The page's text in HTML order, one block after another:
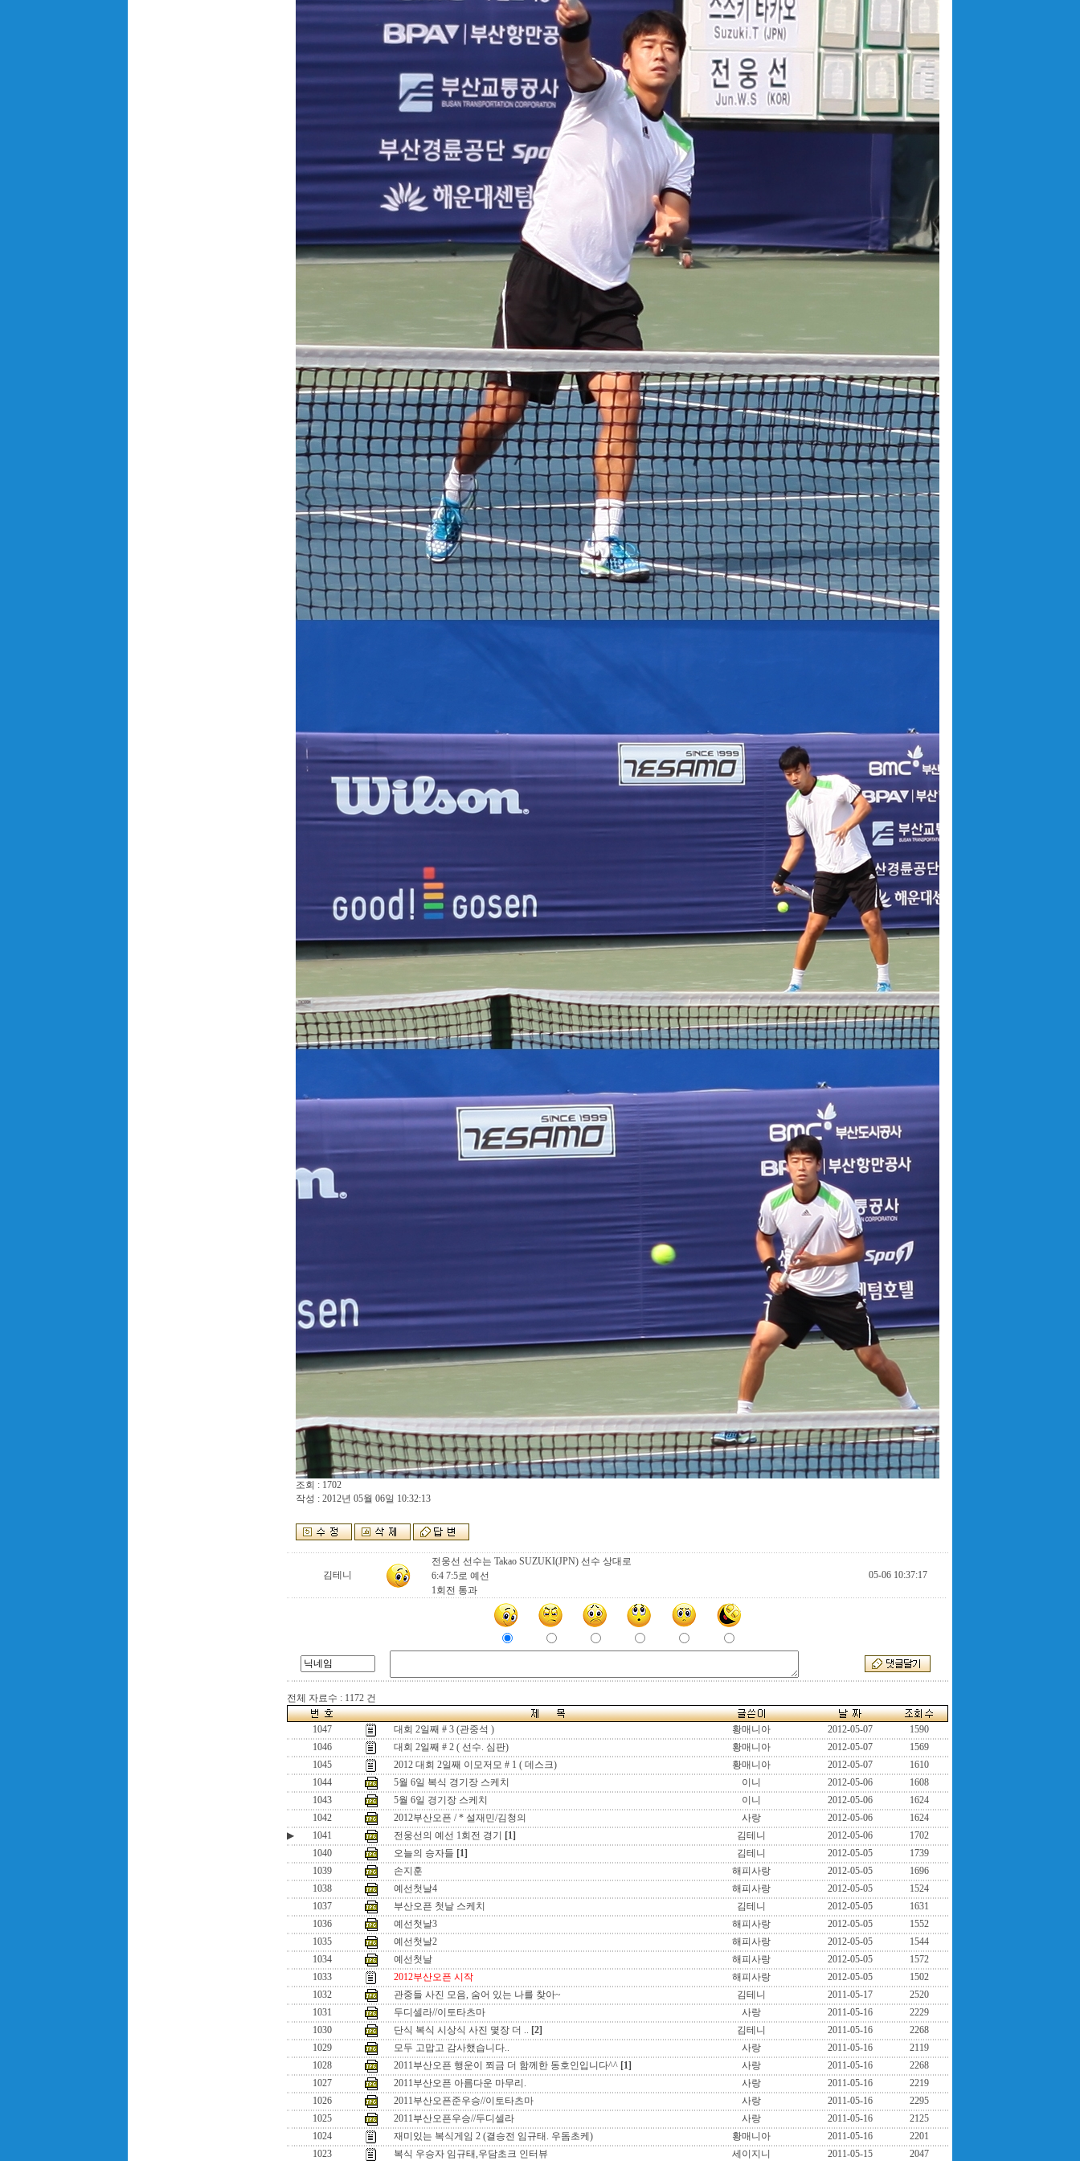
조회 : 1702
작성 : 2012년 05월 06일 10:32:13
김테니
전웅선 선수는 Takao SUZUKI(JPN) 선수 상대로
6:4 7:5로 예선
1회전 통과
05-06 10:37:17
전체 자료수 : 1172 건
1047 대회 2일째 # 3 (관중석 ) 황매니아 2012-05-07
1590
1046
대회 2일째 # 2 ( 선수. 심판) 황매니아 2012-05-07
1569
1045
2012 대회 2일째 이모저모 # 1 ( 데스크) 황매니아 2012-05-07
1610
1044
5월 6일 복식 경기장 스케치 이니 2012-05-06
1608
1043
5월 6일 경기장 스케치 이니 2012-05-06
1624
1042
2012부산오픈 / * 설재민/김청의 사랑 2012-05-06
1624
▶
1041 전웅선의 예선 1회전 경기 [1] 김테니 2012-05-06
1702
1040
오늘의 승자들 [1] 김테니 2012-05-05
1739
1039
손지훈 해피사랑 2012-05-05
1696
1038
예선첫날4 해피사랑 2012-05-05
1524
1037
부산오픈 첫날 스케치 김테니 2012-05-05
1631
1036
예선첫날3 해피사랑 2012-05-05
1552
1035
예선첫날2 해피사랑 2012-05-05
1544
1034
예선첫날 해피사랑 2012-05-05
1572
1033
2012부산오픈 시작 해피사랑 2012-05-05
1502
1032
관중들 사진 모음, 숨어 있는 나를 찾아~ 김테니 2011-05-17
2520
1031
두디셀라//이토타츠마 사랑 2011-05-16
2229
1030
단식 복식 시상식 사진 몇장 더 .. [2] 김테니 2011-05-16
2268
1029
모두 고맙고 감사했습니다.. 사랑 2011-05-16
2119
1028
2011부산오픈 행운이 쬐금 더 함께한 동호인입니다^^ [1] 사랑 2011-05-16
2268
1027
2011부산오픈 아름다운 마무리. 사랑 2011-05-16
2219
1026
2011부산오픈준우승//이토타츠마 사랑 2011-05-16
2295
1025
2011부산오픈우승//두디셀라 사랑 2011-05-16
2125
1024
재미있는 복식게임 2 (결승전 임규태. 우돔초케) 황매니아 2011-05-16
2201
1023
복식 우승자 임규태,우담초크 인터뷰 세이지니 2011-05-15 2047